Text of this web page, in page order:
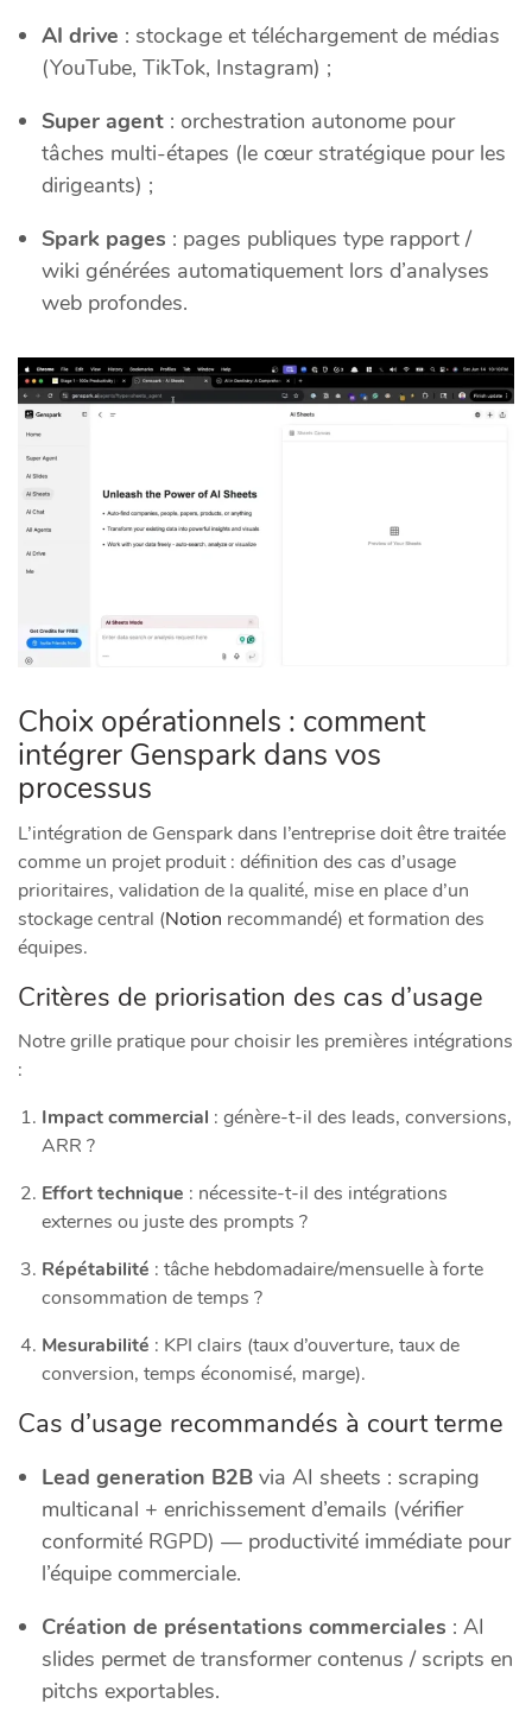
AI drive : stockage et téléchargement de médias
(YouTube, TikTok, Instagram) ;
Super agent : orchestration autonome pour
tâches multi‑étapes (le cœur stratégique pour les
dirigeants) ;
Spark pages : pages publiques type rapport /
wiki générées automatiquement lors d’analyses
web profondes.
Choix opérationnels : comment
intégrer Genspark dans vos
processus
L’intégration de Genspark dans l’entreprise doit être traitée
comme un projet produit : définition des cas d’usage
prioritaires, validation de la qualité, mise en place d’un
stockage central (Notion recommandé) et formation des
équipes.
Critères de priorisation des cas d’usage
Notre grille pratique pour choisir les premières intégrations
:
Impact commercial : génère‑t‑il des leads, conversions,
ARR ?
Effort technique : nécessite‑t‑il des intégrations
externes ou juste des prompts ?
Répétabilité : tâche hebdomadaire/mensuelle à forte
consommation de temps ?
Mesurabilité : KPI clairs (taux d’ouverture, taux de
conversion, temps économisé, marge).
Cas d’usage recommandés à court terme
Lead generation B2B via AI sheets : scraping
multicanal + enrichissement d’emails (vérifier
conformité RGPD) — productivité immédiate pour
l’équipe commerciale.
Création de présentations commerciales : AI
slides permet de transformer contenus / scripts en
pitchs exportables.